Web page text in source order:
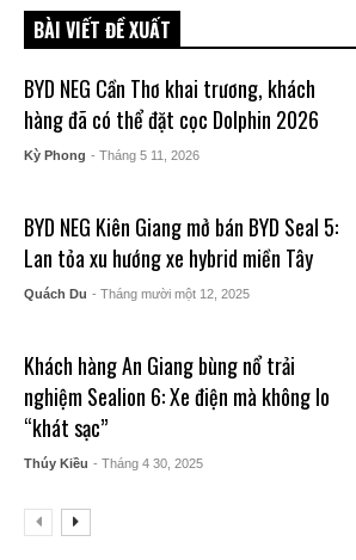
BÀI VIẾT ĐỀ XUẤT
BYD NEG Cần Thơ khai trương, khách
hàng đã có thể đặt cọc Dolphin 2026
Kỳ Phong - Tháng 5 11, 2026
BYD NEG Kiên Giang mở bán BYD Seal 5:
Lan tỏa xu hướng xe hybrid miền Tây
Quách Du - Tháng mười một 12, 2025
Khách hàng An Giang bùng nổ trải
nghiệm Sealion 6: Xe điện mà không lo
“khát sạc”
Thúy Kiều - Tháng 4 30, 2025